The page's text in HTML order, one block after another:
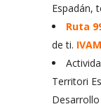
Espadán,
Ruta
de ti.
Territori